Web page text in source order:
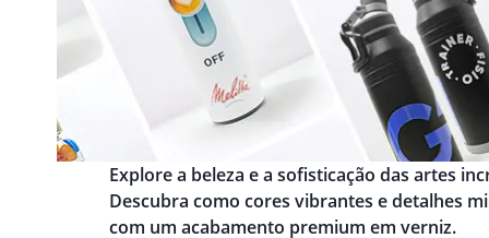
Explore a beleza e a sofisticação das artes
Descubra como cores vibrantes e detalhes
com um acabamento premium em verniz.